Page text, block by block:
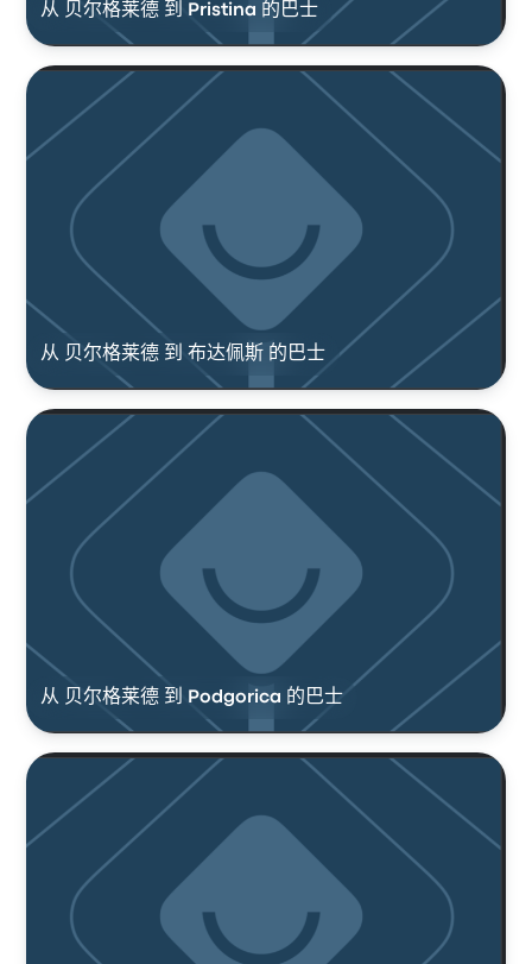
从 贝尔格莱德 到 Pristina 的巴士
从 贝尔格莱德 到 布达佩斯 的巴士
从 贝尔格莱德 到 Podgorica 的巴士